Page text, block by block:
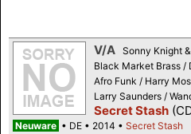
V/A Sonny Knight
Black Market Brass /
Afro Funk / Harry
Larry Saunders /
Secret Stash
Neuware DE 2014
Secret Stash